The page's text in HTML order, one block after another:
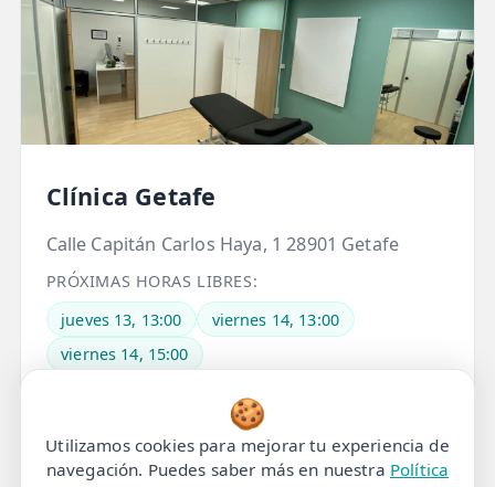
📍 Bravo Murillo
📍 Getafe
TIENDA
🛍️ Tienda Productos Fisioterapia
🎁 Tarjetas Regalo
🛒 Carrito
❤️ Ofertas
📧 Contacta
Clínica Getafe
Calle Capitán Carlos Haya, 1 28901 Getafe
PRÓXIMAS HORAS LIBRES:
jueves 13, 13:00
viernes 14, 13:00
viernes 14, 15:00
Pedir cita aquí
🍪
Utilizamos cookies para mejorar tu experiencia de
navegación. Puedes saber más en nuestra Política